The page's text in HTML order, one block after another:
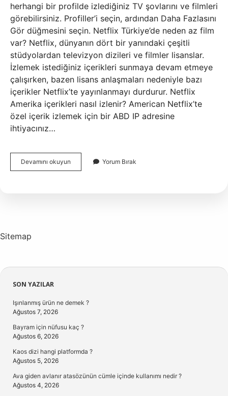
herhangi bir profilde izlediğiniz TV şovlarını ve filmleri
görebilirsiniz. Profiller’i seçin, ardından Daha Fazlasını
Gör düğmesini seçin. Netflix Türkiye’de neden az film
var? Netflix, dünyanın dört bir yanındaki çeşitli
stüdyolardan televizyon dizileri ve filmler lisanslar.
İzlemek istediğiniz içerikleri sunmaya devam etmeye
çalışırken, bazen lisans anlaşmaları nedeniyle bazı
içerikler Netflix’te yayınlanmayı durdurur. Netflix
Amerika içerikleri nasıl izlenir? American Netflix’te
özel içerik izlemek için bir ABD IP adresine
ihtiyacınız…
Devamını okuyun
Netflixinde
Yorum Bırak
Sitemap
Sidebar
SON YAZILAR
Işınlanmış ürün ne demek ?
Ağustos 7, 2026
Bayram için nüfusu kaç ?
Ağustos 6, 2026
Kaos dizi hangi platformda ?
Ağustos 5, 2026
Ava giden avlanır atasözünün cümle içinde kullanımı nedir ?
Ağustos 4, 2026